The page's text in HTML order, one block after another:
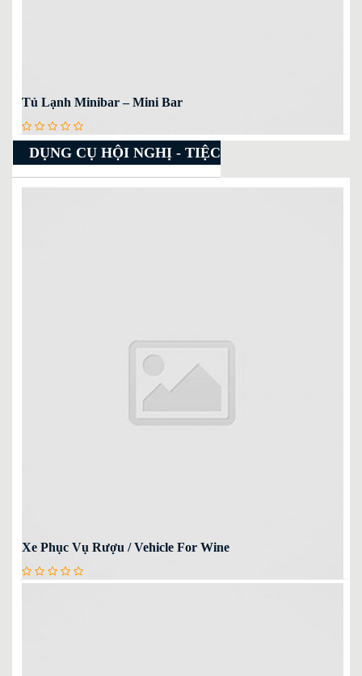
Tủ Lạnh Minibar – Mini Bar
DỤNG CỤ HỘI NGHỊ - TIỆC
Xe Phục Vụ Rượu / Vehicle For Wine